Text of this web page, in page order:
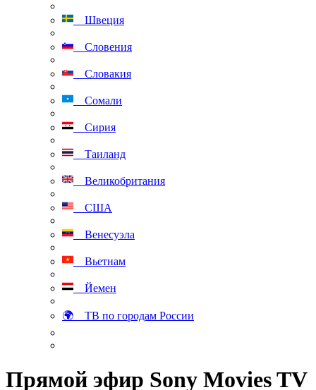
Швеция
Словения
Словакия
Сомали
Сирия
Таиланд
Великобритания
США
Венесуэла
Вьетнам
Йемен
🌍 ТВ по городам России
Прямой эфир Sony Movies TV